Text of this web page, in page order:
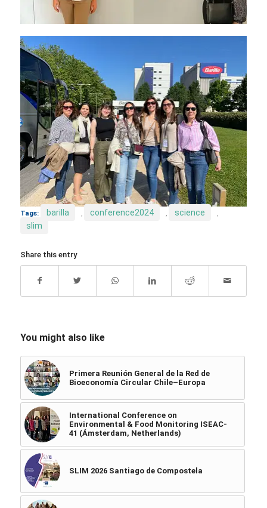
Tags: barilla , conference2024 , science ,
slim
Share this entry
You might also like
Primera Reunión General de la Red de
Bioeconomía Circular Chile–Europa
International Conference on
Environmental & Food Monitoring ISEAC-
41 (Ámsterdam, Netherlands)
SLIM 2026 Santiago de Compostela